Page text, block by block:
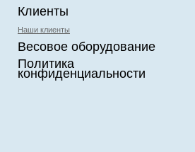
Клиенты
Наши клиенты
Весовое оборудование
Политика
конфиденциальности